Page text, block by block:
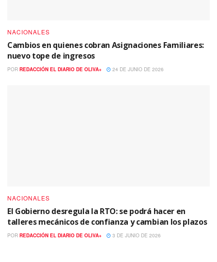
NACIONALES
Cambios en quienes cobran Asignaciones Familiares:
nuevo tope de ingresos
POR REDACCIÓN EL DIARIO DE OLIVA+ 24 DE JUNIO DE 2026
NACIONALES
El Gobierno desregula la RTO: se podrá hacer en
talleres mecánicos de confianza y cambian los plazos
POR REDACCIÓN EL DIARIO DE OLIVA+ 3 DE JUNIO DE 2026